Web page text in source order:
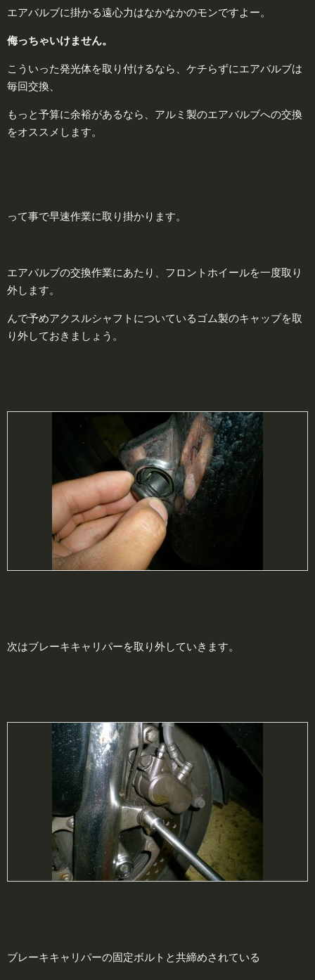
エアバルブに掛かる遠心力はなかなかのモンですよー。
侮っちゃいけません。
こういった発光体を取り付けるなら、ケチらずにエアバルブは
毎回交換、
もっと予算に余裕があるなら、アルミ製のエアバルブへの交換
をオススメします。
って事で早速作業に取り掛かります。
エアバルブの交換作業にあたり、フロントホイールを一度取り
外します。
んで予めアクスルシャフトについているゴム製のキャップを取
り外しておきましょう。
次はブレーキキャリパーを取り外していきます。
ブレーキキャリパーの固定ボルトと共締めされている